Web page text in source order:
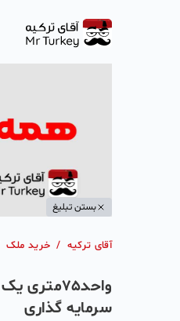
بستن تبلیغ
آقای ترکیه / خرید ملک
سرمایه گذاری